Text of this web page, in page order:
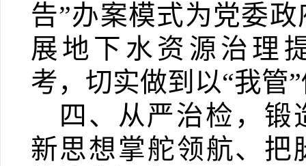
告”办案模式为党委
展地下水资源治理
考，切实做到以“我管
四、从严治检，锻
新思想掌舵领航、把